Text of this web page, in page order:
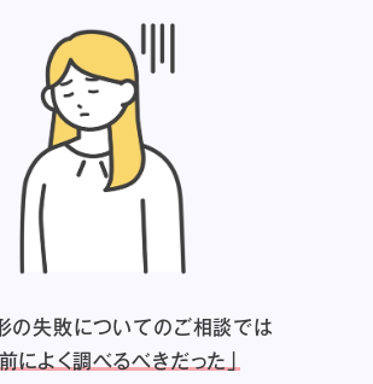
の失敗についてのご相談では
前によく調べるべきだった」